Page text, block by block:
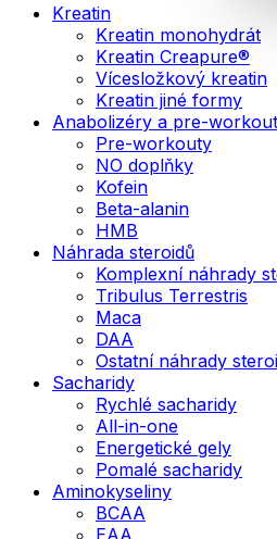
Kreatin
Kreatin monohydrát
Kreatin Creapure®
Vícesložkový kreatin
Kreatin jiné formy
Anabolizéry a pre-
Pre-workouty
NO doplňky
Kofein
Beta-alanin
HMB
Náhrada steroidů
Komplexní náhrady
Tribulus Terrestris
Maca
DAA
Ostatní náhrady
Sacharidy
Rychlé sacharidy
All-in-one
Energetické gely
Pomalé sacharidy
Aminokyseliny
BCAA
EAA